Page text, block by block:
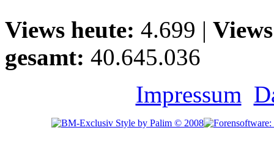
Views heute: 4.699 |
gesamt: 40.645.036
Impressum